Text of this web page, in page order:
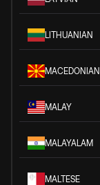
LITHUANIAN
MACEDONIAN
MALAY
MALAYALAM
MALTESE